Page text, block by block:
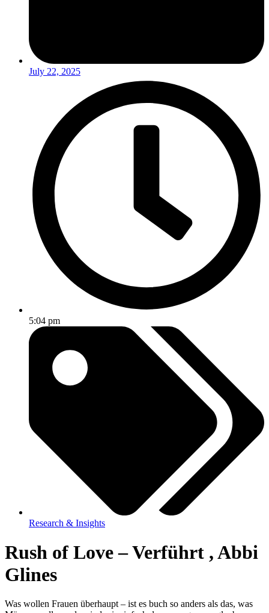
July 22, 2025
5:04 pm
Research & Insights
Rush of Love – Verführt , Abbi
Glines
Was wollen Frauen überhaupt – ist es buch so anders als das, was